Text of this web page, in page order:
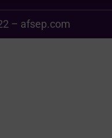
– afsep.com